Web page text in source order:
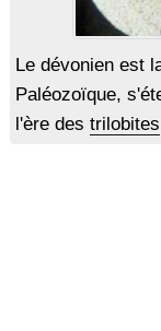
Le dévonien est
Paléozoïque,
l'ère des trilobites